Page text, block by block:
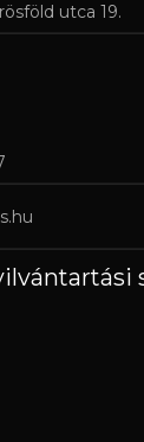
utca 19.